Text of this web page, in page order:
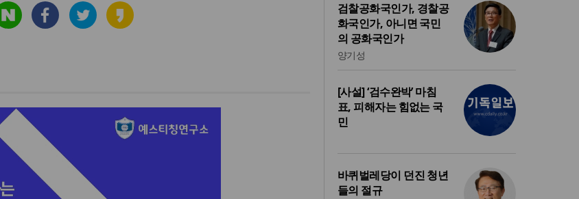
검찰공화국인가, 경찰공
화국인가, 아니면 국민
의 공화국인가
양기성
[사설] ‘검수완박’ 마침
표, 피해자는 힘없는 국
민
바퀴벌레당이 던진 청년
들의 절규